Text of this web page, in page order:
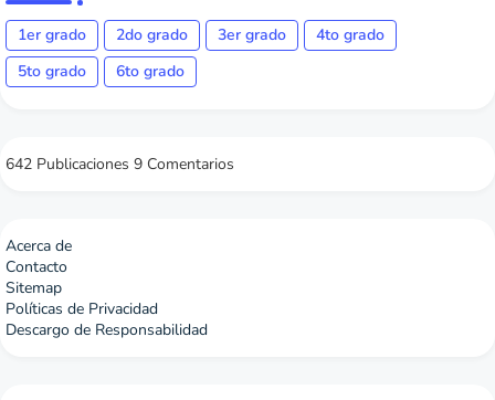
1er grado 2do grado 3er grado
4to grado
5to grado
6to grado
642 Publicaciones 9 Comentarios
Acerca de
Contacto
Sitemap
Políticas de Privacidad
Descargo de Responsabilidad